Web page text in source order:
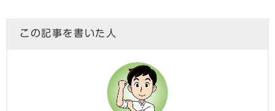
この記事を書いた人